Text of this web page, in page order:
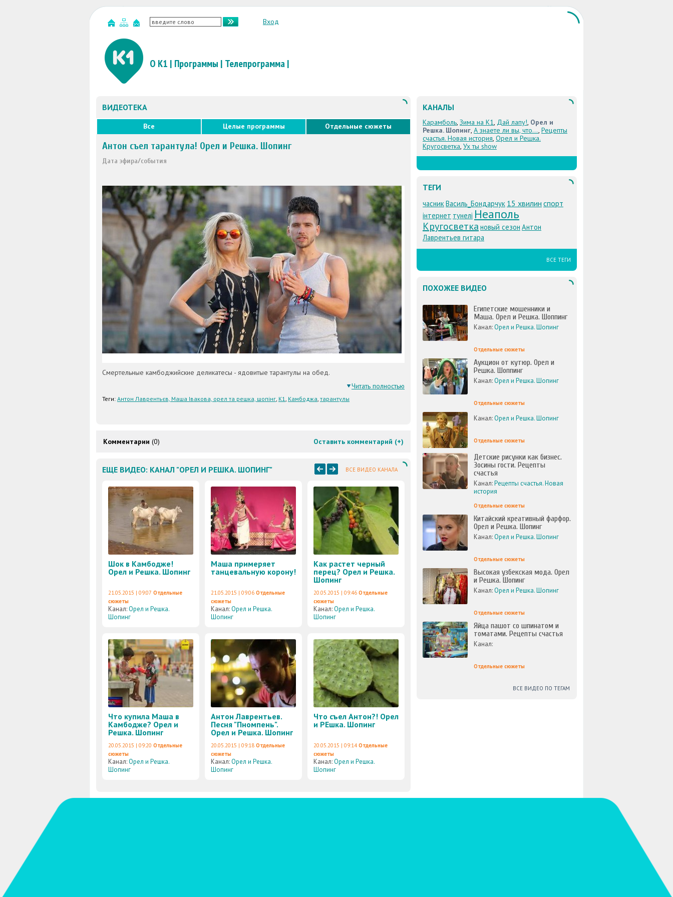
Вход
О К1 | Программы | Телепрограмма|
ВИДЕОТЕКА
Все Целые программы Отдельные сюжеты
Антон съел тарантула! Орел и Решка. Шопинг
Дата эфира/события
Смертельные камбоджийские деликатесы - ядовитые тарантулы на обед.
Читать полностью
Теги: Антон Лаврентьєв, Маша Івакова, орел та решка, шопінг, К1, Камбоджа, тарантулы
Оставить комментарий (+)
Комментарии (0)
ВСЕ ВИДЕО КАНАЛА
ЕЩЕ ВИДЕО: КАНАЛ "ОРЕЛ И РЕШКА. ШОПИНГ"
Шок в Камбодже!
Орел и Решка. Шопинг
21.05.2015 | 09:07 Отдельные
сюжеты
Канал:Орел и Решка.
Шопинг
Маша примеряет
танцевальную корону!
21.05.2015 | 09:06 Отдельные
сюжеты
Канал:Орел и Решка.
Шопинг
Как растет черный
перец? Орел и Решка.
Шопинг
20.05.2015 | 09:46 Отдельные
сюжеты
Канал:Орел и Решка.
Шопинг
Что купила Маша в
Камбодже? Орел и
Решка. Шопинг
20.05.2015 | 09:20 Отдельные
сюжеты
Канал:Орел и Решка.
Шопинг
Антон Лаврентьев.
Песня "Пномпень".
Орел и Решка. Шопинг
20.05.2015 | 09:18 Отдельные
сюжеты
Канал:Орел и Решка.
Шопинг
Что съел Антон?! Орел
и РЕшка. Шопинг
20.05.2015 | 09:14 Отдельные
сюжеты
Канал:Орел и Решка.
Шопинг
КАНАЛЫ
Карамболь, Зима на К1, Дай лапу!, Орел и
Решка. Шопинг, А знаете ли вы, что..., Рецепты
счастья. Новая история, Орел и Решка.
Кругосветка, Ух ты show
ТЕГИ
часникВасиль_Бондарчук 15 хвилин спорт
інтернет тунелі Неаполь
Кругосветка новый сезон Антон
Лаврентьев гитара
ВСЕ ТЕГИ
ПОХОЖЕЕ ВИДЕО
Египетские мошенники и
Маша. Орел и Решка. Шоппинг
Канал:Орел и Решка. Шопинг
Отдельные сюжеты
Аукцион от кутюр. Орел и
Решка. Шоппинг
Канал:Орел и Решка. Шопинг
Отдельные сюжеты
Канал:Орел и Решка. Шопинг
Отдельные сюжеты
Детские рисунки как бизнес.
Зосины гости. Рецепты
счастья
Канал:Рецепты счастья. Новая
история
Отдельные сюжеты
Китайский креативный фарфор.
Орел и Решка. Шопинг
Канал:Орел и Решка. Шопинг
Отдельные сюжеты
Высокая узбекская мода. Орел
и Решка. Шопинг
Канал:Орел и Решка. Шопинг
Отдельные сюжеты
Яйца пашот со шпинатом и
томатами. Рецепты счастья
Канал:
Отдельные сюжеты
ВСЕ ВИДЕО ПО ТЕГАМ